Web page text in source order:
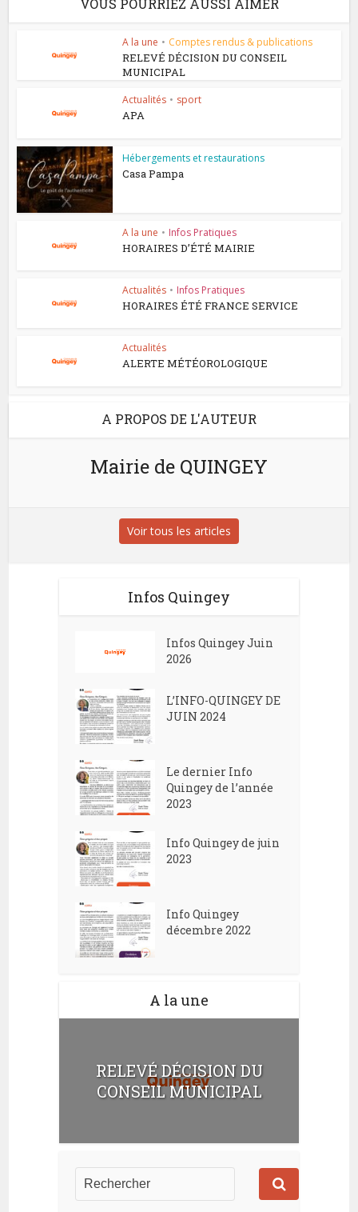
VOUS POURRIEZ AUSSI AIMER
A la une • Comptes rendus & publications
RELEVÉ DÉCISION DU CONSEIL
MUNICIPAL
Actualités • sport
APA
Hébergements et restaurations
Casa Pampa
A la une • Infos Pratiques
HORAIRES D’ÉTÉ MAIRIE
Actualités • Infos Pratiques
HORAIRES ÉTÉ FRANCE SERVICE
Actualités
ALERTE MÉTÉOROLOGIQUE
A PROPOS DE L'AUTEUR
Mairie de QUINGEY
Voir tous les articles
Infos Quingey
Infos Quingey Juin
2026
L’INFO-QUINGEY DE
JUIN 2024
Le dernier Info
Quingey de l’année
2023
Info Quingey de juin
2023
Info Quingey
décembre 2022
A la une
RELEVÉ DÉCISION DU
CONSEIL MUNICIPAL